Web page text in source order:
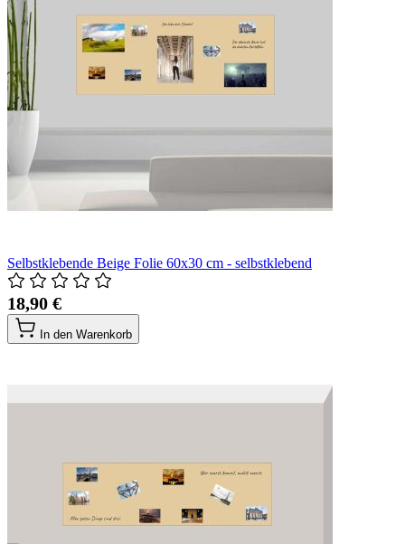
Selbstklebende Beige Folie 60x30 cm - selbstklebend
18,90 €
In den Warenkorb